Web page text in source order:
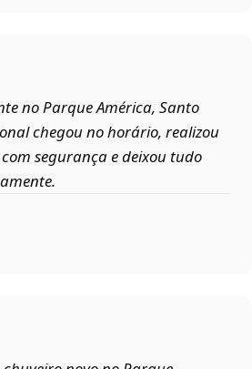
no Parque América, Santo
chegou no horário, realizou
segurança e deixou tudo